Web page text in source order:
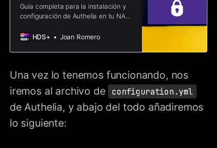
Guía completa para la instalación y
configuración de Authelia en tu NAS.
a tus servicios e intégralo con NPM.
HDS+ Joan Romero
Una vez lo tenemos funcionando, nos
iremos al archivo de
configuration.yml
de Authelia, y abajo del todo añadiremos
lo siguiente: